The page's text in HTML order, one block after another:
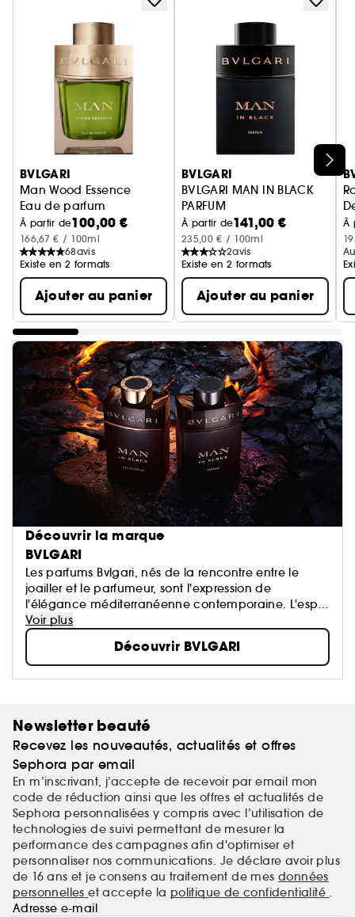
Ignorer le carrousel produits
BVLGARI
Man Wood Essence
Eau de parfum
À partir de100,00 €
166,67 € / 100ml
68avis
Existe en 2 formats
Ajouter au panier
BVLGARI
BVLGARI MAN IN BLACK
PARFUM
À partir de141,00 €
235,00 € / 100ml
2avis
Existe en 2 formats
Ajouter au panier
À
Découvrir la marque
BVLGARI
Les parfums Bvlgari, nés de la rencontre entre le
joailler et le parfumeur, sont l'expression de
l'élégance méditerranéenne contemporaine. L'esprit
novateur, le sens de la magnificence et la maîtrise
des couleurs sont profondément ancrés dans la ville
Voir plus
Découvrir BVLGARI
Newsletter beauté
Recevez les nouveautés, actualités et offres
Sephora par email
En m’inscrivant, j’accepte de recevoir par email mon
code de réduction ainsi que les offres et actualités de
Sephora personnalisées y compris avec l’utilisation de
technologies de suivi permettant de mesurer la
performance des campagnes afin d'optimiser et
personnaliser nos communications. Je déclare avoir plus
de 16 ans et je consens au traitement de mes données
personnelleset accepte la politique de confidentialité .
Adresse e-mail